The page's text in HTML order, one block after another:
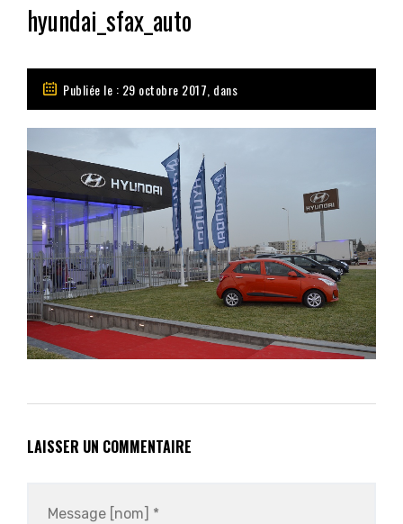
hyundai_sfax_auto
Publiée le : 29 octobre 2017, dans
LAISSER UN COMMENTAIRE